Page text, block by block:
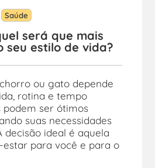
Saúde
será que mais
seu estilo de vida?
ou gato depende
rotina e tempo
podem ser ótimos
suas necessidades
decisão ideal é aquela
para você e para o